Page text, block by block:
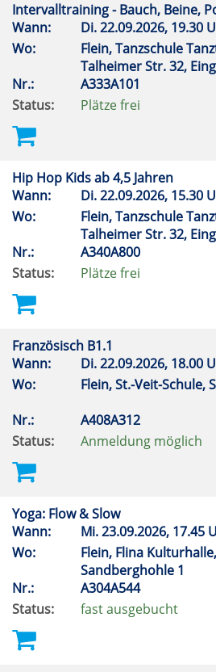
Intervalltraining - Bauch, Beine,
Wann:
Di.22.09.2026, 19.30
Wo:
Flein, Tanzschule
Talheimer Str. 32,
Nr.:
A333A101
Status:
Plätze frei
Hip Hop Kids ab 4,5 Jahren
Wann:
Di.22.09.2026, 15.30
Wo:
Flein, Tanzschule
Talheimer Str. 32,
Nr.:
A340A800
Status:
Plätze frei
Französisch B1.1
Wann:
Di.22.09.2026, 18.00
Wo:
Flein, St.-Veit-Schule,
Nr.:
A408A312
Status:
Anmeldung möglich
Yoga: Flow & Slow
Wann:
Mi.23.09.2026, 17.45
Wo:
Flein, Flina Kulturhalle,
Sandberghohle 1
Nr.:
A304A544
Status:
fast ausgebucht